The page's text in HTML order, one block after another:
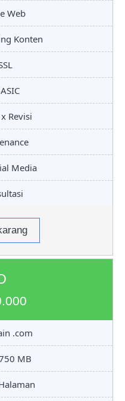
Web
Konten
Revisi
Media
.com
MB